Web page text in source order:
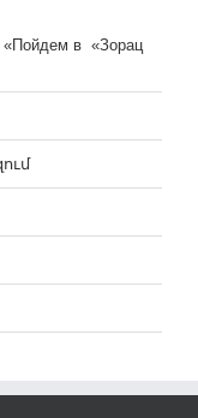
«Пойдем в «Зорац